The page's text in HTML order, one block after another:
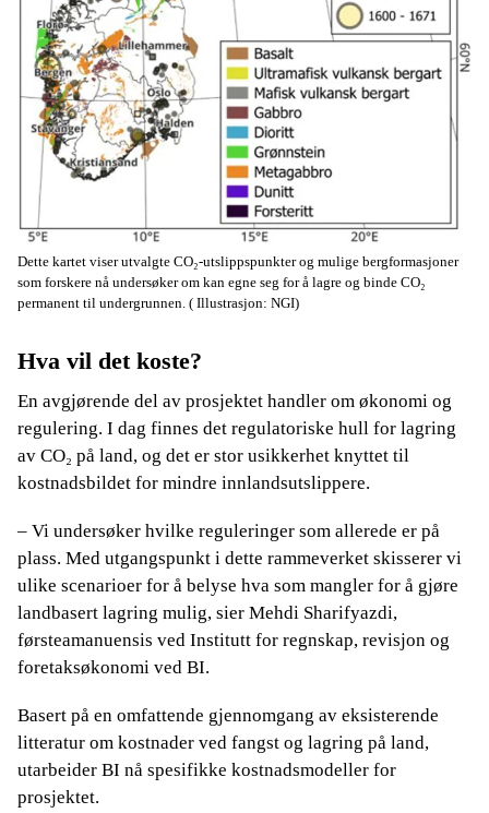
Dette kartet viser utvalgte CO₂-utslippspunkter og mulige bergformasjoner
som forskere nå undersøker om kan egne seg for å lagre og binde CO₂
permanent til undergrunnen. ( Illustrasjon: NGI)
Hva vil det koste?
En avgjørende del av prosjektet handler om økonomi og
regulering. I dag finnes det regulatoriske hull for lagring
av CO₂ på land, og det er stor usikkerhet knyttet til
kostnadsbildet for mindre innlandsutslippere.
– Vi undersøker hvilke reguleringer som allerede er på
plass. Med utgangspunkt i dette rammeverket skisserer vi
ulike scenarioer for å belyse hva som mangler for å gjøre
landbasert lagring mulig, sier Mehdi Sharifyazdi,
førsteamanuensis ved Institutt for regnskap, revisjon og
foretaksøkonomi ved BI.
Basert på en omfattende gjennomgang av eksisterende
litteratur om kostnader ved fangst og lagring på land,
utarbeider BI nå spesifikke kostnadsmodeller for
prosjektet.